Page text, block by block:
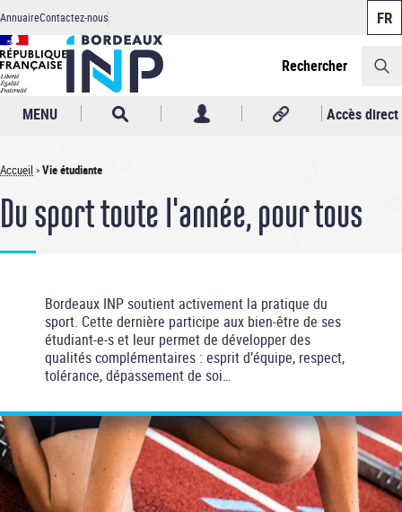
Aller
au
contenu
principal
Header
AnnuaireContactez-nous
Rechercher
MENU Accès direct
Fil
d'Ariane
Accueil Vie étudiante
Du sport toute l'année, pour tous
Bordeaux INP soutient activement la pratique du
sport. Cette dernière participe aux bien-être de ses
étudiant-e-s et leur permet de développer des
qualités complémentaires : esprit d’équipe, respect,
tolérance, dépassement de soi…
Panneau de gestion des cookies